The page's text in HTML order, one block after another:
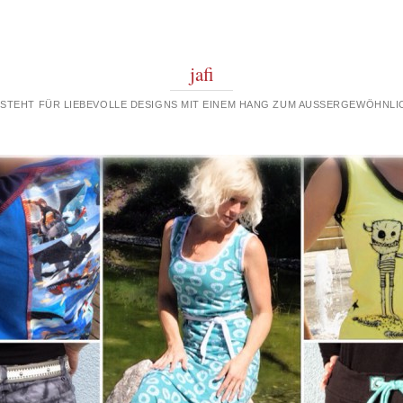
jafi
FÜR LIEBEVOLLE DESIGNS MIT EINEM HANG ZUM